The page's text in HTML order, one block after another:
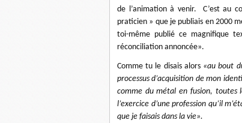
de l’animation à venir. C’est au
praticien » que je publiais en 2000
toi-même publié ce magnifique
réconciliation annoncée».
Comme tu le disais alors «au bout
processus d’acquisition de mon
comme du métal en fusion, toutes
l’exercice d’une profession qu’il
que je faisais dans la vie».